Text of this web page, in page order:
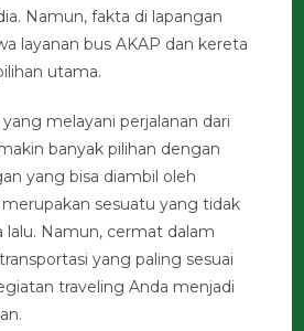
Namun, fakta di lapangan
layanan bus AKAP dan kereta
utama.
melayani perjalanan dari
banyak pilihan dengan
yang bisa diambil oleh
merupakan sesuatu yang tidak
lalu. Namun, cermat dalam
yang paling sesuai
traveling Anda menjadi